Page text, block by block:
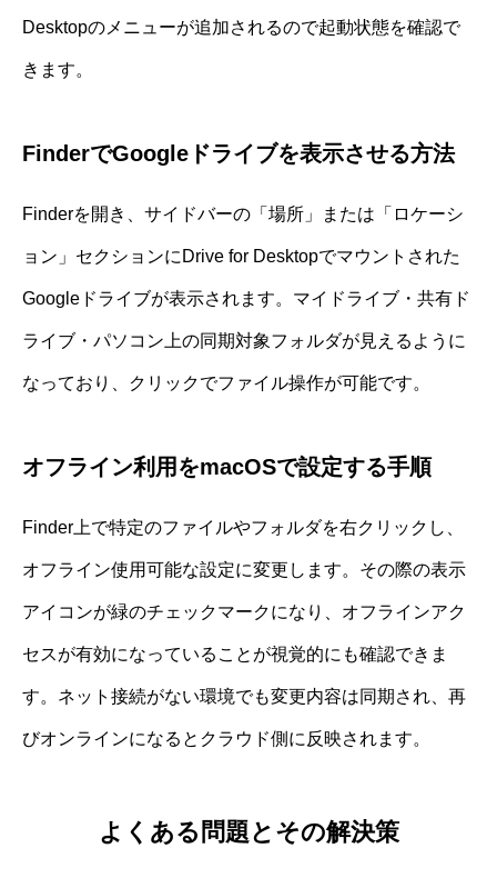
Desktopのメニューが追加されるので起動状態を確認で
きます。
FinderでGoogleドライブを表示させる方法
Finderを開き、サイドバーの「場所」または「ロケーシ
ョン」セクションにDrive for Desktopでマウントされた
Googleドライブが表示されます。マイドライブ・共有ド
ライブ・パソコン上の同期対象フォルダが見えるように
なっており、クリックでファイル操作が可能です。
オフライン利用をmacOSで設定する手順
Finder上で特定のファイルやフォルダを右クリックし、
オフライン使用可能な設定に変更します。その際の表示
アイコンが緑のチェックマークになり、オフラインアク
セスが有効になっていることが視覚的にも確認できま
す。ネット接続がない環境でも変更内容は同期され、再
びオンラインになるとクラウド側に反映されます。
よくある問題とその解決策